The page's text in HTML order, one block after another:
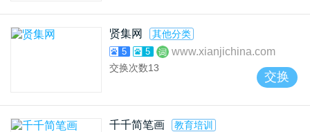
贤集网 其他分类
5 5 www.xianjichina.com
交换次数13
交换
千千简笔画 教育培训